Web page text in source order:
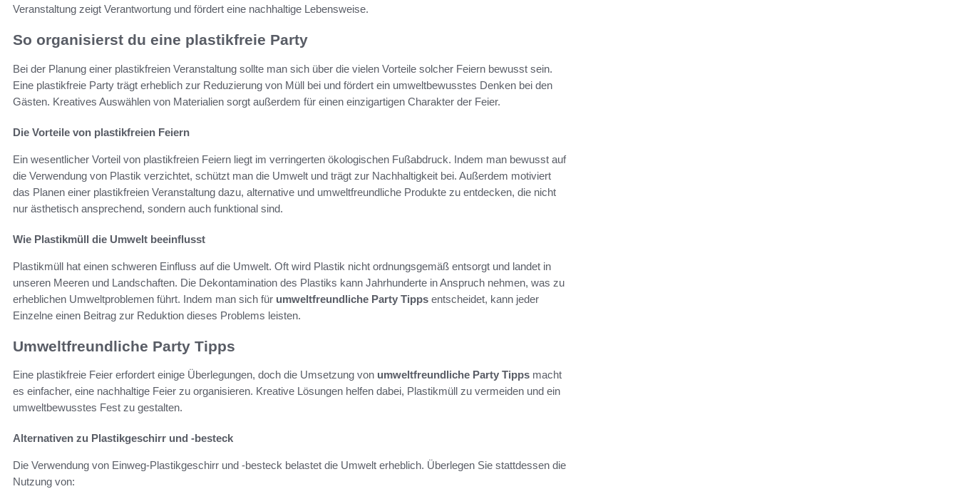
Veranstaltung zeigt Verantwortung und fördert eine nachhaltige Lebensweise.
So organisierst du eine plastikfreie Party
Bei der Planung einer plastikfreien Veranstaltung sollte man sich über die vielen Vorteile solcher Feiern bewusst sein.
Eine plastikfreie Party trägt erheblich zur Reduzierung von Müll bei und fördert ein umweltbewusstes Denken bei den
Gästen. Kreatives Auswählen von Materialien sorgt außerdem für einen einzigartigen Charakter der Feier.
Die Vorteile von plastikfreien Feiern
Ein wesentlicher Vorteil von plastikfreien Feiern liegt im verringerten ökologischen Fußabdruck. Indem man bewusst auf
die Verwendung von Plastik verzichtet, schützt man die Umwelt und trägt zur Nachhaltigkeit bei. Außerdem motiviert
das Planen einer plastikfreien Veranstaltung dazu, alternative und umweltfreundliche Produkte zu entdecken, die nicht
nur ästhetisch ansprechend, sondern auch funktional sind.
Wie Plastikmüll die Umwelt beeinflusst
Plastikmüll hat einen schweren Einfluss auf die Umwelt. Oft wird Plastik nicht ordnungsgemäß entsorgt und landet in
unseren Meeren und Landschaften. Die Dekontamination des Plastiks kann Jahrhunderte in Anspruch nehmen, was zu
erheblichen Umweltproblemen führt. Indem man sich für umweltfreundliche Party Tipps entscheidet, kann jeder
Einzelne einen Beitrag zur Reduktion dieses Problems leisten.
Umweltfreundliche Party Tipps
Eine plastikfreie Feier erfordert einige Überlegungen, doch die Umsetzung von umweltfreundliche Party Tipps macht
es einfacher, eine nachhaltige Feier zu organisieren. Kreative Lösungen helfen dabei, Plastikmüll zu vermeiden und ein
umweltbewusstes Fest zu gestalten.
Alternativen zu Plastikgeschirr und -besteck
Die Verwendung von Einweg-Plastikgeschirr und -besteck belastet die Umwelt erheblich. Überlegen Sie stattdessen die
Nutzung von: